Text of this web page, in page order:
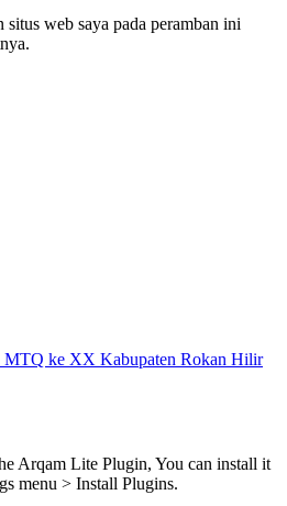
situs web saya pada peramban ini
MTQ ke XX Kabupaten Rokan Hilir
Arqam Lite Plugin, You can install it
menu > Install Plugins.